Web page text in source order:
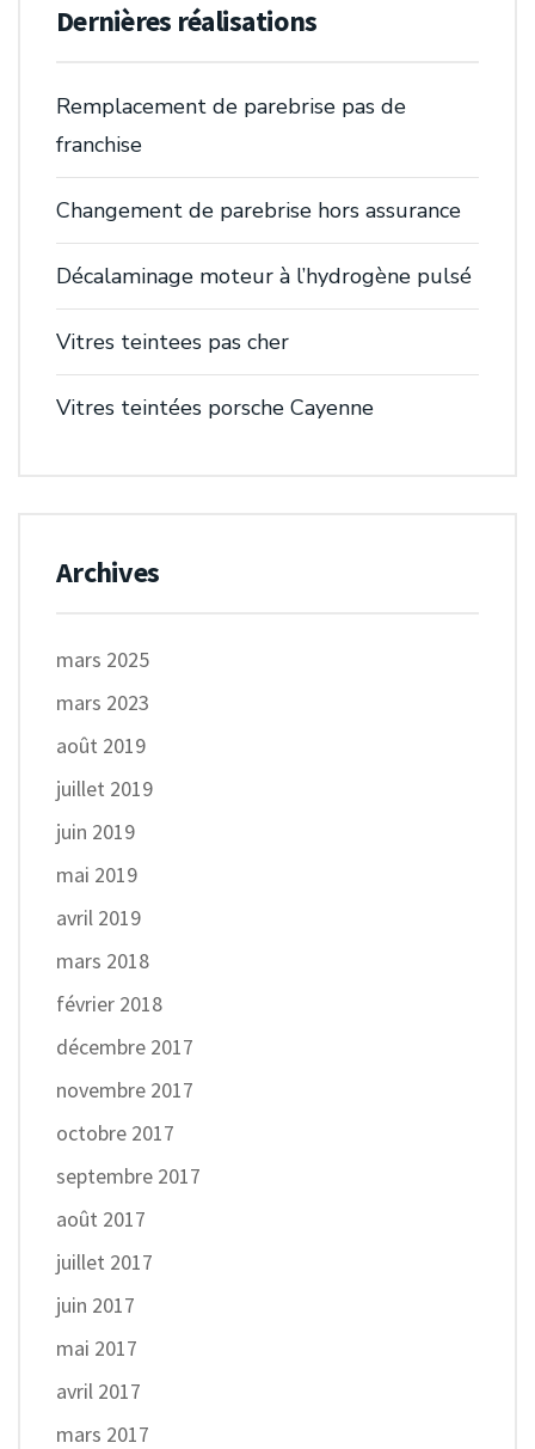
Dernières réalisations
Remplacement de parebrise pas de
franchise
Changement de parebrise hors assurance
Décalaminage moteur à l’hydrogène pulsé
Vitres teintees pas cher
Vitres teintées porsche Cayenne
Archives
mars 2025
mars 2023
août 2019
juillet 2019
juin 2019
mai 2019
avril 2019
mars 2018
février 2018
décembre 2017
novembre 2017
octobre 2017
septembre 2017
août 2017
juillet 2017
juin 2017
mai 2017
avril 2017
mars 2017